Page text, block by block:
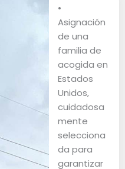
•
Asignación
de una
familia de
acogida en
Estados
Unidos,
cuidadosa
mente
selecciona
da para
garantizar